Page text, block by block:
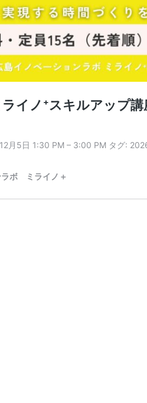
ライノ⁺スキルアップ
月5日 1:30 PM – 3:00 PM タグ:
ラボ ミライノ＋